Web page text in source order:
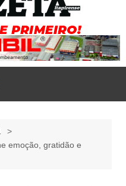
emoção, gratidão e